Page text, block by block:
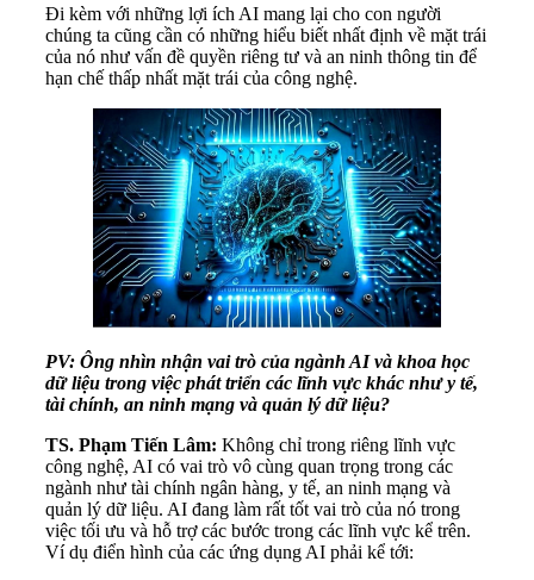
Đi kèm với những lợi ích AI mang lại cho con người
chúng ta cũng cần có những hiểu biết nhất định về mặt trái
của nó như vấn đề quyền riêng tư và an ninh thông tin để
hạn chế thấp nhất mặt trái của công nghệ.
PV: Ông nhìn nhận vai trò của ngành AI và khoa học
dữ liệu trong việc phát triển các lĩnh vực khác như y tế,
tài chính, an ninh mạng và quản lý dữ liệu?
TS. Phạm Tiến Lâm: Không chỉ trong riêng lĩnh vực
công nghệ, AI có vai trò vô cùng quan trọng trong các
ngành như tài chính ngân hàng, y tế, an ninh mạng và
quản lý dữ liệu. AI đang làm rất tốt vai trò của nó trong
việc tối ưu và hỗ trợ các bước trong các lĩnh vực kể trên.
Ví dụ điển hình của các ứng dụng AI phải kể tới: